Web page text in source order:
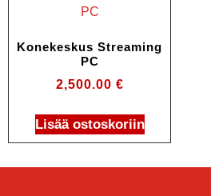
Konekeskus Streaming
PC
2,500.00 €
Lisää ostoskoriin